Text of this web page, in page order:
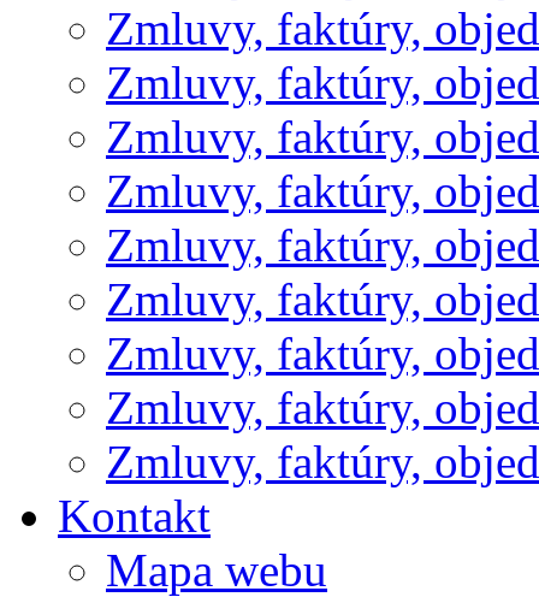
Zmluvy, faktúry,
Zmluvy, faktúry,
Zmluvy, faktúry,
Zmluvy, faktúry,
Zmluvy, faktúry,
Zmluvy, faktúry,
Zmluvy, faktúry,
Zmluvy, faktúry,
Zmluvy, faktúry,
Kontakt
Mapa webu